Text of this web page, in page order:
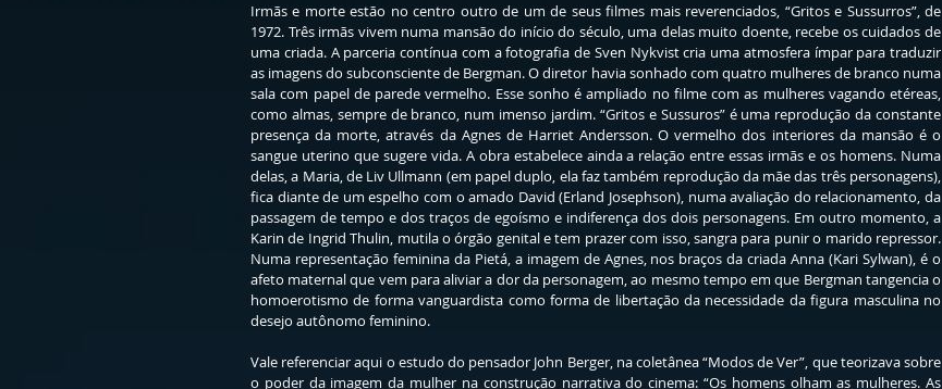
Irmãs e morte estão no centro outro de um de seus filmes mais reverenciados, “Gritos e Sussurros”, de
1972. Três irmãs vivem numa mansão do início do século, uma delas muito doente, recebe os cuidados de
uma criada. A parceria contínua com a fotografia de Sven Nykvist cria uma atmosfera ímpar para traduzir
as imagens do subconsciente de Bergman. O diretor havia sonhado com quatro mulheres de branco numa
sala com papel de parede vermelho. Esse sonho é ampliado no filme com as mulheres vagando etéreas,
como almas, sempre de branco, num imenso jardim. “Gritos e Sussuros” é uma reprodução da constante
presença da morte, através da Agnes de Harriet Andersson. O vermelho dos interiores da mansão é o
sangue uterino que sugere vida. A obra estabelece ainda a relação entre essas irmãs e os homens. Numa
delas, a Maria, de Liv Ullmann (em papel duplo, ela faz também reprodução da mãe das três personagens),
fica diante de um espelho com o amado David (Erland Josephson), numa avaliação do relacionamento, da
passagem de tempo e dos traços de egoísmo e indiferença dos dois personagens. Em outro momento, a
Karin de Ingrid Thulin, mutila o órgão genital e tem prazer com isso, sangra para punir o marido repressor.
Numa representação feminina da Pietá, a imagem de Agnes, nos braços da criada Anna (Kari Sylwan), é o
afeto maternal que vem para aliviar a dor da personagem, ao mesmo tempo em que Bergman tangencia o
homoerotismo de forma vanguardista como forma de libertação da necessidade da figura masculina no
desejo autônomo feminino.
Vale referenciar aqui o estudo do pensador John Berger, na coletânea “Modos de Ver”, que teorizava sobre
o poder da imagem da mulher na construção narrativa do cinema: “Os homens olham as mulheres. As